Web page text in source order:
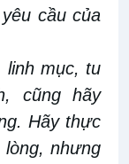
cầu của
linh mục, tu
cũng hãy
Hãy thực
nhưng